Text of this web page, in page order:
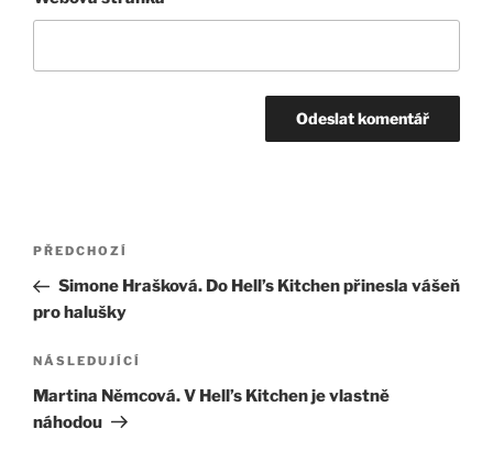
Navigace
příspěvek
Předchozí
příspěvek
PŘEDCHOZÍ
Simone Hrašková. Do Hell’s Kitchen přinesla vášeň
pro halušky
Následující
příspěvek
NÁSLEDUJÍCÍ
Martina Němcová. V Hell’s Kitchen je vlastně
náhodou